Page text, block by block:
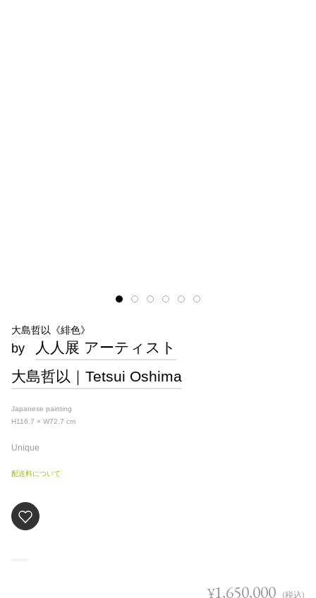
大島哲以《緋色》
by
人人展 アーティスト
大島哲以｜Tetsui Oshima
Japanese painting
H116.7 × W72.7 cm
Unique
配送料について
¥1,650,000 (税込)